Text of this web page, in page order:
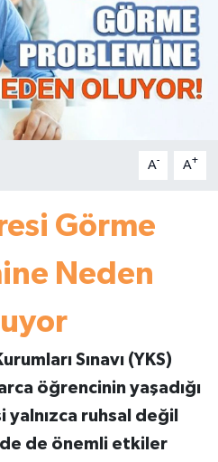
A- A+
Görme
Neden
Sınavı (YKS)
öğrencinin yaşadığı
yalnızca ruhsal değil
de önemli etkiler